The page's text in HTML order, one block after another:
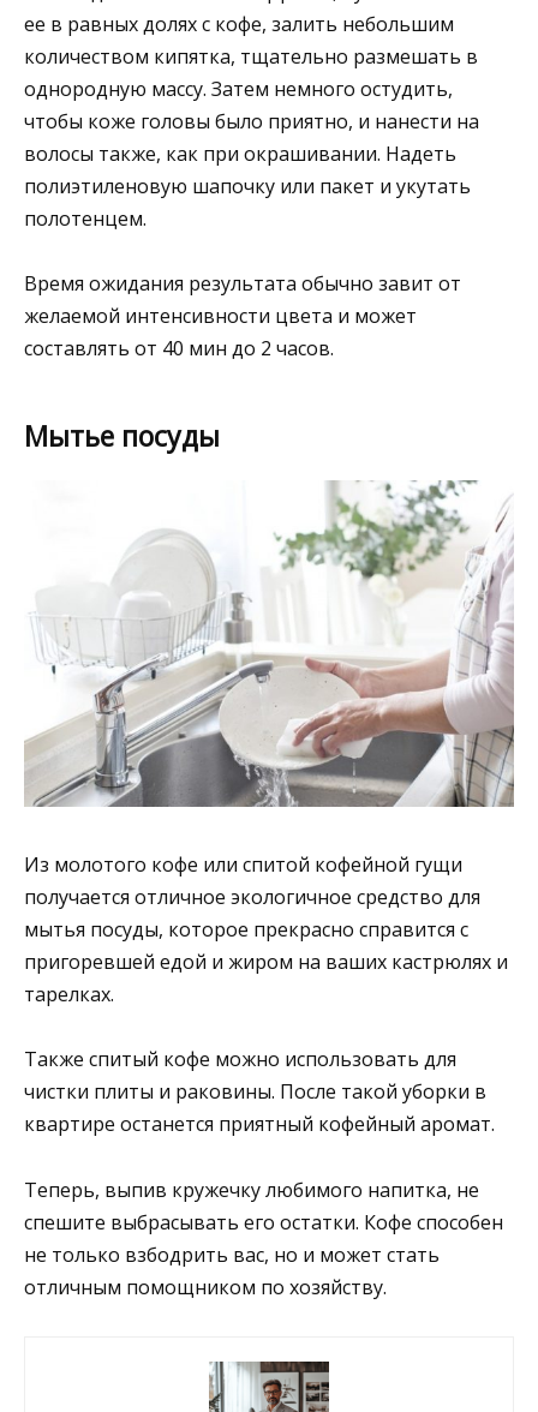
ее в равных долях с кофе, залить небольшим
количеством кипятка, тщательно размешать в
однородную массу. Затем немного остудить,
чтобы коже головы было приятно, и нанести на
волосы также, как при окрашивании. Надеть
полиэтиленовую шапочку или пакет и укутать
полотенцем.
Время ожидания результата обычно завит от
желаемой интенсивности цвета и может
составлять от 40 мин до 2 часов.
Мытье посуды
Из молотого кофе или спитой кофейной гущи
получается отличное экологичное средство для
мытья посуды, которое прекрасно справится с
пригоревшей едой и жиром на ваших кастрюлях и
тарелках.
Также спитый кофе можно использовать для
чистки плиты и раковины. После такой уборки в
квартире останется приятный кофейный аромат.
Теперь, выпив кружечку любимого напитка, не
спешите выбрасывать его остатки. Кофе способен
не только взбодрить вас, но и может стать
отличным помощником по хозяйству.